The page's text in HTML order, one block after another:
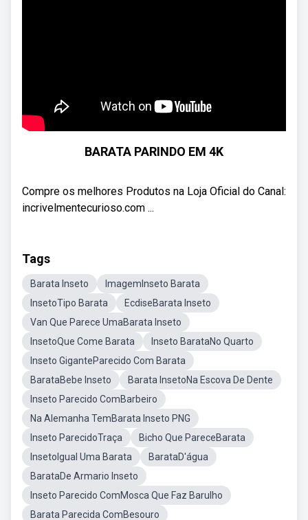
BARATA PARINDO EM 4K
Compre os melhores Produtos na Loja Oficial do Canal:
incrivelmentecurioso.com ...
Tags
Barata Inseto
ImagemInseto Barata
InsetoTipo Barata
EcdiseBarata Inseto
Van Que Parece UmaBarata Inseto
InsetoQue Come Barata
Inseto BarataNo Quarto
Inseto GiganteParecido Com Barata
BarataBebe Inseto
Barata InsetoNa Escova De Dente
Inseto Parecido ComBarbeiro
Na Alemanha TemBarata Inseto PNG
Inseto ParecidoTraça
Bicho Que PareceBarata
InsetoIgual Uma Barata
BarataD'água
BarataDe Armario Inseto
Inseto Parecido ComMosca Que Faz Barulho
Barata Parecida ComBesouro